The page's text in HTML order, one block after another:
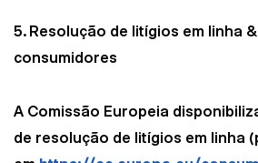
5. Resolução de litígios em linha
consumidores
A Comissão Europeia
de resolução de litígios em linha